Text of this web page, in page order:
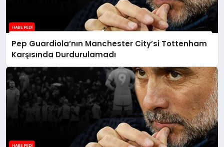
Pep Guardiola’nın Manchester City’si Tottenham
Karşısında Durdurulamadı